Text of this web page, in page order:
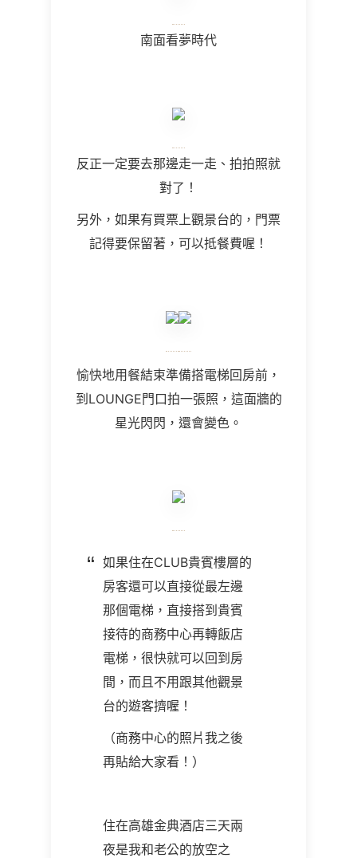
南面看夢時代
反正一定要去那邊走一走、拍拍照就
對了！
另外，如果有買票上觀景台的，門票
記得要保留著，可以抵餐費喔！
愉快地用餐結束準備搭電梯回房前，
到LOUNGE門口拍一張照，這面牆的
星光閃閃，還會變色。
如果住在CLUB貴賓樓層的
房客還可以直接從最左邊
那個電梯，直接搭到貴賓
接待的商務中心再轉飯店
電梯，很快就可以回到房
間，而且不用跟其他觀景
台的遊客擠喔！
（商務中心的照片我之後
再貼給大家看！）
住在高雄金典酒店三天兩
夜是我和老公的放空之